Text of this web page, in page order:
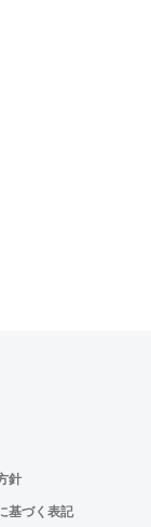
針
基づく表記